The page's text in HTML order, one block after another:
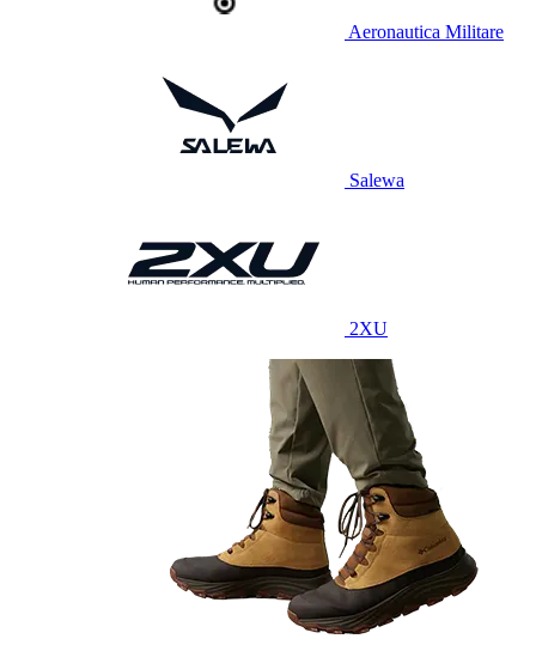
Aeronautica Militare
Salewa
2XU